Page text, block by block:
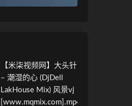
【米柒视频网】大头针
– 潮湿的心 (DjDell
LakHouse Mix) 风景vj
[www.mqmix.com].mp4